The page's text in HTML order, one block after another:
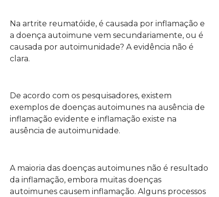
Na artrite reumatóide, é causada por inflamação e
a doença autoimune vem secundariamente, ou é
causada por autoimunidade? A evidência não é
clara.
De acordo com os pesquisadores, existem
exemplos de doenças autoimunes na ausência de
inflamação evidente e inflamação existe na
ausência de autoimunidade.
A maioria das doenças autoimunes não é resultado
da inflamação, embora muitas doenças
autoimunes causem inflamação. Alguns processos